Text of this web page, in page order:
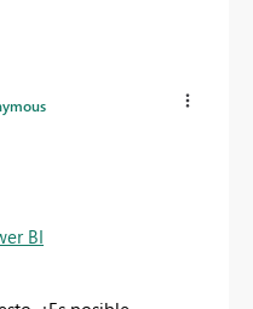
BI